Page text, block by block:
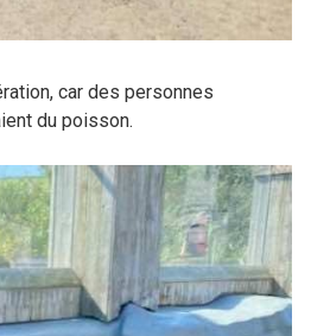
car des personnes
du poisson.